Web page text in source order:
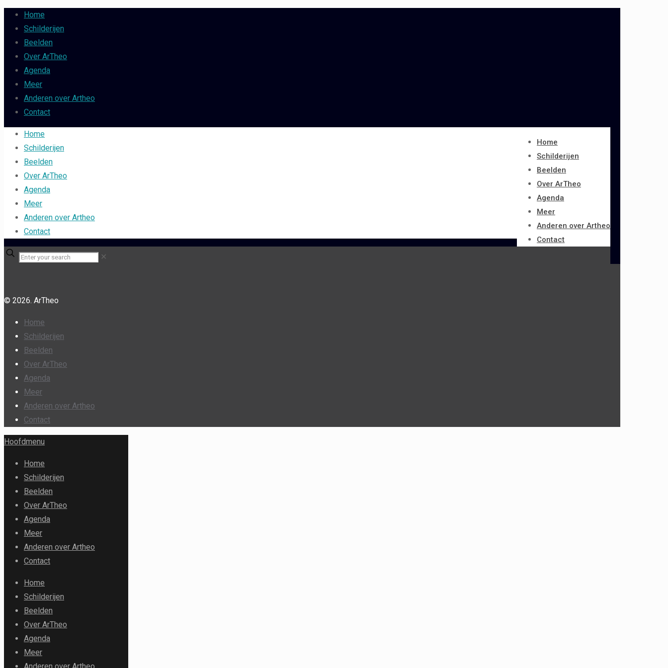
Home
Schilderijen
Beelden
Over ArTheo
Agenda
Meer
Anderen over Artheo
Contact
Home
Schilderijen
Beelden
Over ArTheo
Agenda
Meer
Anderen over Artheo
Contact
Home
Schilderijen
Beelden
Over ArTheo
Agenda
Meer
Anderen over Artheo
Contact
✕
© 2026. ArTheo
Home
Schilderijen
Beelden
Over ArTheo
Agenda
Meer
Anderen over Artheo
Contact
Hoofdmenu
Home
Schilderijen
Beelden
Over ArTheo
Agenda
Meer
Anderen over Artheo
Contact
Home
Schilderijen
Beelden
Over ArTheo
Agenda
Meer